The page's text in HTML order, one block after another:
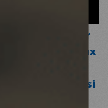
Monde œuvre pour
aux droits et aux
travaillant
concernées ainsi